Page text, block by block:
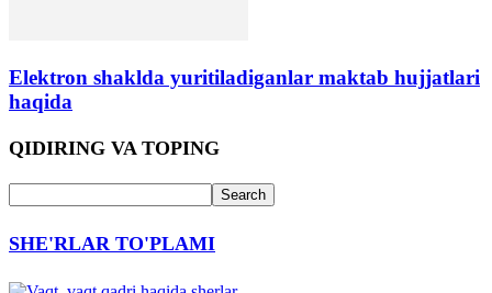
Elektron shaklda yuritiladiganlar maktab hujjatlari
haqida
QIDIRING VA TOPING
SHE'RLAR TO'PLAMI